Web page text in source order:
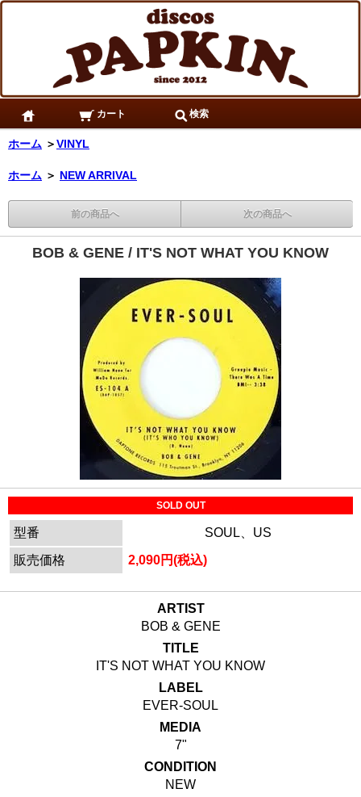
カート 検索
ホーム ＞VINYL
ホーム ＞ NEW ARRIVAL
前の商品へ 次の商品へ
BOB & GENE / IT'S NOT WHAT YOU KNOW
SOLD OUT
型番
SOUL、US
販売価格
2,090円(税込)
ARTIST
BOB & GENE
TITLE
IT'S NOT WHAT YOU KNOW
LABEL
EVER-SOUL
MEDIA
7"
CONDITION
NEW